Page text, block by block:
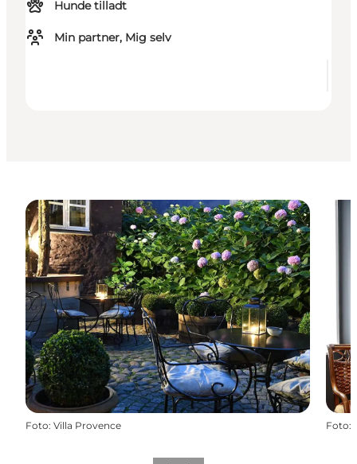
Hunde tilladt
Min partner, Mig selv
Foto: Villa Provence Foto: